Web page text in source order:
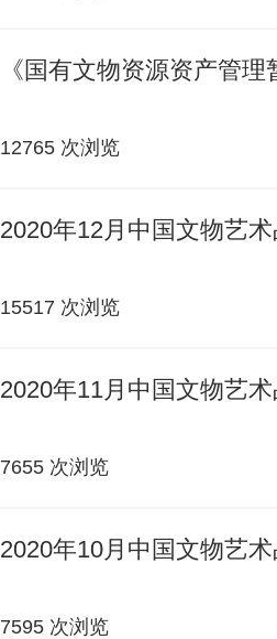
《国有文物资源资产管
12765 次浏览
2020年12月中国文物艺
15517 次浏览
2020年11月中国文物艺
7655 次浏览
2020年10月中国文物艺
7595 次浏览